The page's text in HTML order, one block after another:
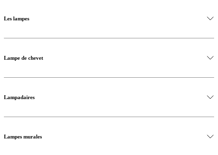
Les lampes
Lampe de chevet
Lampadaires
Lampes murales